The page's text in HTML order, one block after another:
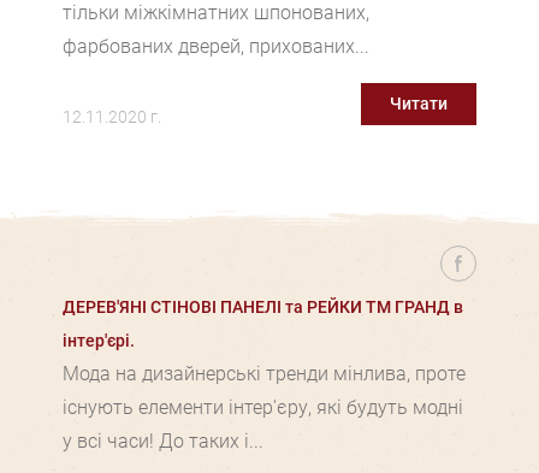
тільки міжкімнатних шпонованих,
фарбованих дверей, прихованих...
12.11.2020 г.
Читати
ДЕРЕВ'ЯНІ СТІНОВІ ПАНЕЛІ та РЕЙКИ ТМ ГРАНД в
інтер'єрі.
Мода на дизайнерські тренди мінлива, проте
існують елементи інтер'єру, які будуть модні
у всі часи! До таких і...